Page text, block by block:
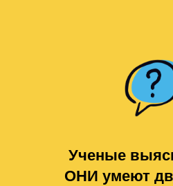
Ученые
ОНИ умеют